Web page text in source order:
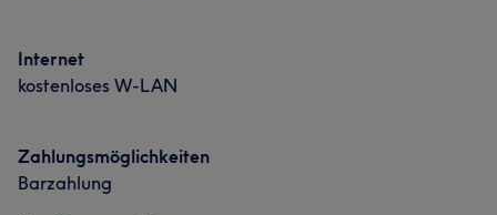
Internet
kostenloses W-LAN
Zahlungsmöglichkeiten
Barzahlung